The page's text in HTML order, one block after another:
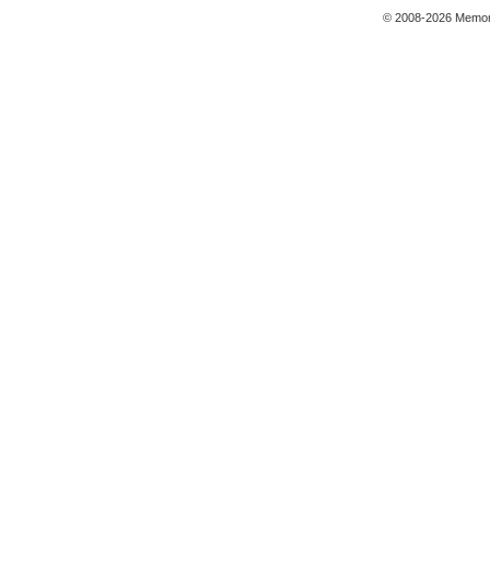
© 2008-2026